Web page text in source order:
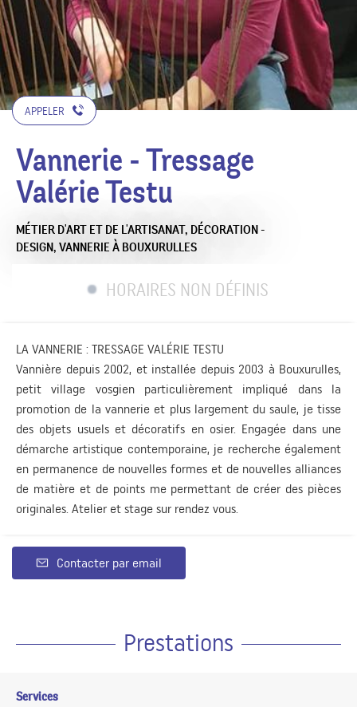
APPELER
Vannerie - Tressage
Valérie Testu
MÉTIER D'ART ET DE L'ARTISANAT, DÉCORATION -
DESIGN, VANNERIE À BOUXURULLES
HORAIRES NON DÉFINIS
LA VANNERIE : TRESSAGE VALÉRIE TESTU
Vannière depuis 2002, et installée depuis 2003 à Bouxurulles,
petit village vosgien particulièrement impliqué dans la
promotion de la vannerie et plus largement du saule, je tisse
des objets usuels et décoratifs en osier. Engagée dans une
démarche artistique contemporaine, je recherche également
en permanence de nouvelles formes et de nouvelles alliances
de matière et de points me permettant de créer des pièces
originales. Atelier et stage sur rendez vous.
Contacter par email
Prestations
Services